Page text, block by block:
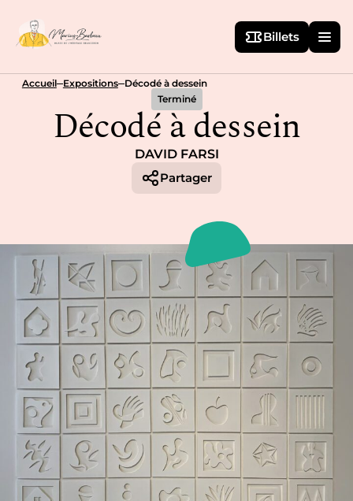
Billets
Accueil Expositions Décodé à dessein
Terminé
Décodé à dessein
DAVID FARSI
Partager